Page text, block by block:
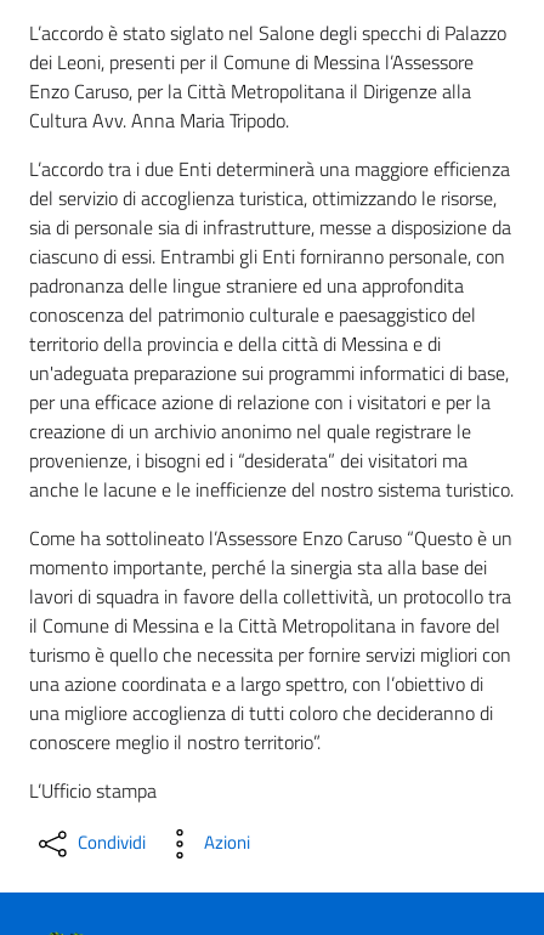
L’accordo è stato siglato nel Salone degli specchi di Palazzo
dei Leoni, presenti per il Comune di Messina l’Assessore
Enzo Caruso, per la Città Metropolitana il Dirigenze alla
Cultura Avv. Anna Maria Tripodo.
L’accordo tra i due Enti determinerà una maggiore efficienza
del servizio di accoglienza turistica, ottimizzando le risorse,
sia di personale sia di infrastrutture, messe a disposizione da
ciascuno di essi. Entrambi gli Enti forniranno personale, con
padronanza delle lingue straniere ed una approfondita
conoscenza del patrimonio culturale e paesaggistico del
territorio della provincia e della città di Messina e di
un'adeguata preparazione sui programmi informatici di base,
per una efficace azione di relazione con i visitatori e per la
creazione di un archivio anonimo nel quale registrare le
provenienze, i bisogni ed i “desiderata” dei visitatori ma
anche le lacune e le inefficienze del nostro sistema turistico.
Come ha sottolineato l’Assessore Enzo Caruso “Questo è un
momento importante, perché la sinergia sta alla base dei
lavori di squadra in favore della collettività, un protocollo tra
il Comune di Messina e la Città Metropolitana in favore del
turismo è quello che necessita per fornire servizi migliori con
una azione coordinata e a largo spettro, con l’obiettivo di
una migliore accoglienza di tutti coloro che decideranno di
conoscere meglio il nostro territorio”.
L’Ufficio stampa
Condividi Azioni